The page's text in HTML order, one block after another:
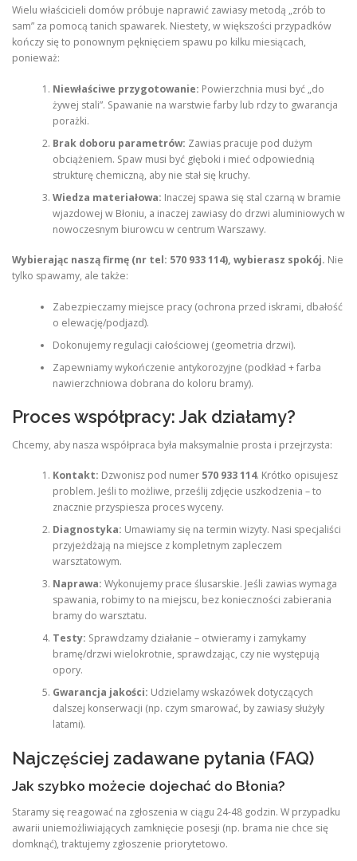
Wielu właścicieli domów próbuje naprawić zawiasy metodą „zrób to
sam” za pomocą tanich spawarek. Niestety, w większości przypadków
kończy się to ponownym pęknięciem spawu po kilku miesiącach,
ponieważ:
Niewłaściwe przygotowanie: Powierzchnia musi być „do
żywej stali”. Spawanie na warstwie farby lub rdzy to gwarancja
porażki.
Brak doboru parametrów: Zawias pracuje pod dużym
obciążeniem. Spaw musi być głęboki i mieć odpowiednią
strukturę chemiczną, aby nie stał się kruchy.
Wiedza materiałowa: Inaczej spawa się stal czarną w bramie
wjazdowej w Błoniu, a inaczej zawiasy do drzwi aluminiowych w
nowoczesnym biurowcu w centrum Warszawy.
Wybierając naszą firmę (nr tel: 570 933 114), wybierasz spokój. Nie
tylko spawamy, ale także:
Zabezpieczamy miejsce pracy (ochrona przed iskrami, dbałość
o elewację/podjazd).
Dokonujemy regulacji całościowej (geometria drzwi).
Zapewniamy wykończenie antykorozyjne (podkład + farba
nawierzchniowa dobrana do koloru bramy).
Proces współpracy: Jak działamy?
Chcemy, aby nasza współpraca była maksymalnie prosta i przejrzysta:
Kontakt: Dzwonisz pod numer 570 933 114. Krótko opisujesz
problem. Jeśli to możliwe, prześlij zdjęcie uszkodzenia – to
znacznie przyspiesza proces wyceny.
Diagnostyka: Umawiamy się na termin wizyty. Nasi specjaliści
przyjeżdżają na miejsce z kompletnym zapleczem
warsztatowym.
Naprawa: Wykonujemy prace ślusarskie. Jeśli zawias wymaga
spawania, robimy to na miejscu, bez konieczności zabierania
bramy do warsztatu.
Testy: Sprawdzamy działanie – otwieramy i zamykamy
bramę/drzwi wielokrotnie, sprawdzając, czy nie występują
opory.
Gwarancja jakości: Udzielamy wskazówek dotyczących
dalszej konserwacji (np. czym smarować, by zawiasy służyły
latami).
Najczęściej zadawane pytania (FAQ)
Jak szybko możecie dojechać do Błonia?
Staramy się reagować na zgłoszenia w ciągu 24-48 godzin. W przypadku
awarii uniemożliwiających zamknięcie posesji (np. brama nie chce się
domknąć), traktujemy zgłoszenie priorytetowo.